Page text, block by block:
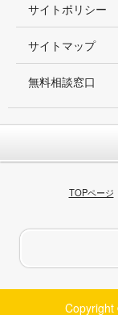
サイトポリシー
サイトマップ
無料相談窓口
TOPページ
Copyright